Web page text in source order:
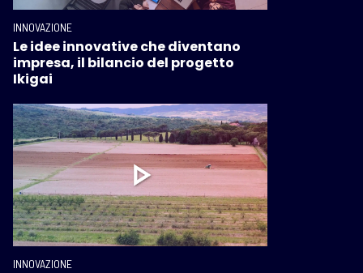
INNOVAZIONE
Le idee innovative che diventano
impresa, il bilancio del progetto
Ikigai
INNOVAZIONE